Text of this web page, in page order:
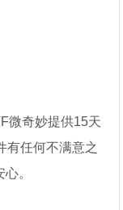
微奇妙提供15天
有任何不满意之
。